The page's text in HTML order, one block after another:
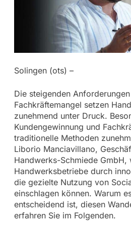
Solingen (ots) –
Die steigenden
Fachkräftemangel setzen
zunehmend unter Druck.
Kundengewinnung und
traditionelle Methoden
Liborio Manciavillano,
Handwerks-Schmiede GmbH,
Handwerksbetriebe durch
die gezielte Nutzung von
einschlagen können. Warum
entscheidend ist, diesen
erfahren Sie im Folgenden.